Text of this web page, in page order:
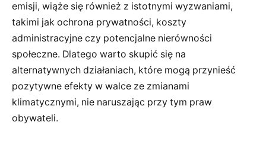
emisji, wiąże się również z istotnymi wyzwaniami,
takimi jak ochrona prywatności, koszty
administracyjne czy potencjalne nierówności
społeczne. Dlatego warto skupić się na
alternatywnych działaniach, które mogą przynieść
pozytywne efekty w walce ze zmianami
klimatycznymi, nie naruszając przy tym praw
obywateli.